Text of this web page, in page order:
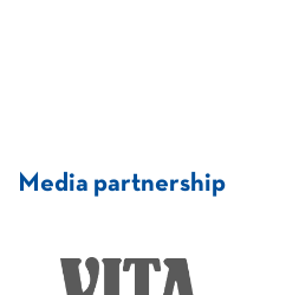
Media partnership